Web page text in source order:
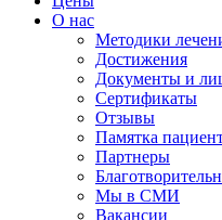
О нас
Методики
Достижения
Документы и
Сертификаты
Отзывы
Памятка
Партнеры
Мы в СМИ
Вакансии